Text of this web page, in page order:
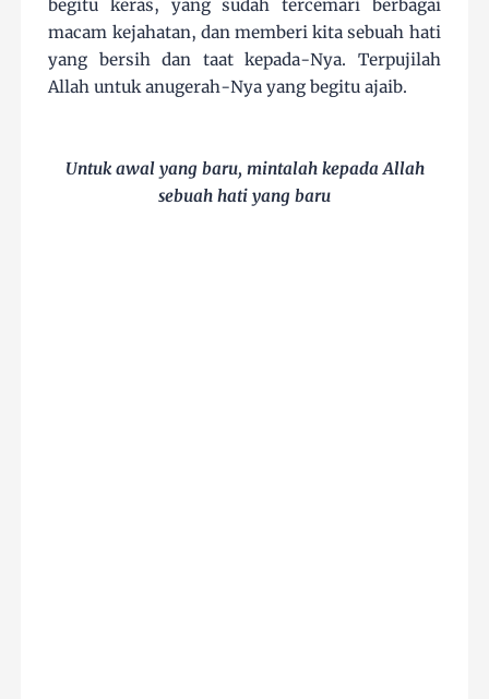
begitu keras, yang sudah tercemari berbagai
macam kejahatan, dan memberi kita sebuah hati
yang bersih dan taat kepada-Nya. Terpujilah
Allah untuk anugerah-Nya yang begitu ajaib.
Untuk awal yang baru, mintalah kepada Allah
sebuah hati yang baru